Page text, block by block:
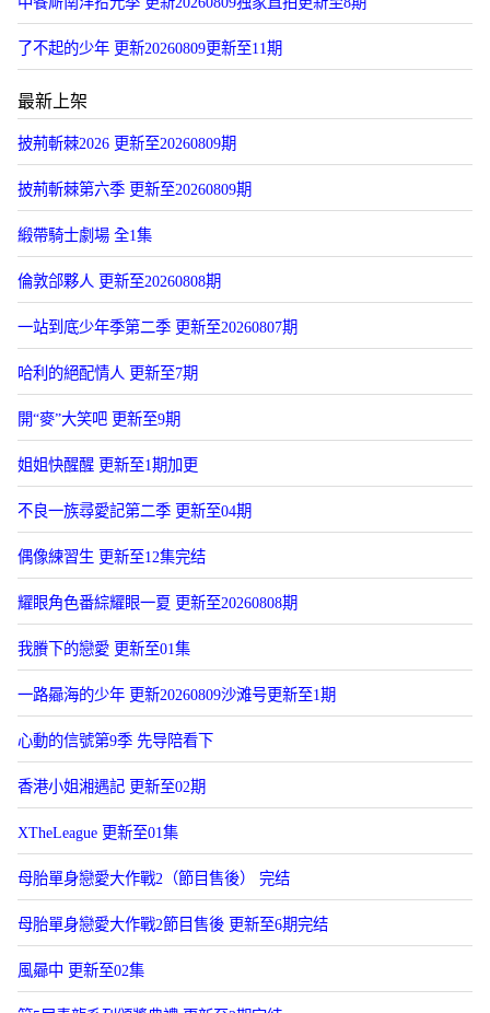
了不起的少年 更新20260809更新至11期
最新上架
披荊斬棘2026 更新至20260809期
披荊斬棘第六季 更新至20260809期
緞帶騎士劇場 全1集
倫敦郃夥人 更新至20260808期
一站到底少年季第二季 更新至20260807期
哈利的絕配情人 更新至7期
開“麥”大笑吧 更新至9期
姐姐快醒醒 更新至1期加更
不良一族尋愛記第二季 更新至04期
偶像練習生 更新至12集完结
耀眼角色番綜耀眼一夏 更新至20260808期
我賸下的戀愛 更新至01集
一路曏海的少年 更新20260809沙滩号更新至1期
心動的信號第9季 先导陪看下
香港小姐湘遇記 更新至02期
XTheLeague 更新至01集
母胎單身戀愛大作戰2（節目售後） 完结
母胎單身戀愛大作戰2節目售後 更新至6期完结
風曏中 更新至02集